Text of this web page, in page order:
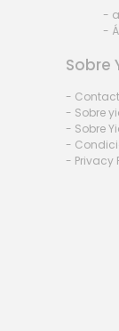
-
-
Sobre
-
- Sobre
- Sobre
-
- Privacy